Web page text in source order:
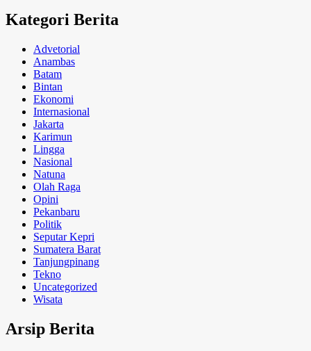
Kategori Berita
Advetorial
Anambas
Batam
Bintan
Ekonomi
Internasional
Jakarta
Karimun
Lingga
Nasional
Natuna
Olah Raga
Opini
Pekanbaru
Politik
Seputar Kepri
Sumatera Barat
Tanjungpinang
Tekno
Uncategorized
Wisata
Arsip Berita